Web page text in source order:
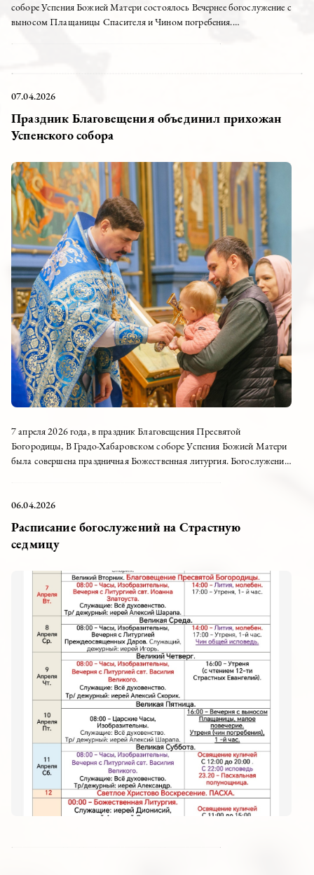
соборе Успения Божией Матери состоялось Вечернее богослужение с
выносом Плащаницы Спасителя и Чином погребения.
07.04.2026
Праздник Благовещения объединил прихожан
Успенского собора
7 апреля 2026 года, в праздник Благовещения Пресвятой
Богородицы, В Градо-Хабаровском соборе Успения Божией Матери
была совершена праздничная Божественная литургия. Богослужение
06.04.2026
Расписание богослужений на Страстную
седмицу